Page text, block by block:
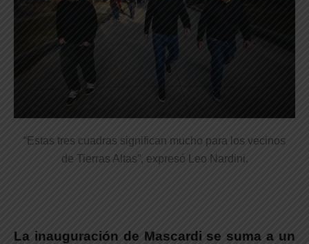
“Estas tres cuadras significan mucho para los vecinos
de Tierras Altas”, expresó Leo Nardini.
La inauguración de Mascardi se suma a un